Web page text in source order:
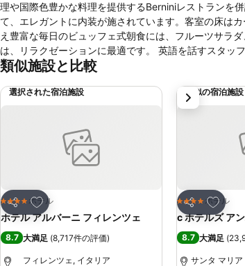
理や国際色豊かな料理を提供するBerniniレストランを併設しています。 客室は、ダークウッドの家具、温かみのある色
て、エレガントに内装が施されています。客室の床はカ
え豊富な毎日のビュッフェ式朝食には、フルーツサラ
は、リラクゼーションに最適です。 英語を話すスタッフは24時間対応で、イベントのチケットやレストランの予約をはじめ、市内ツアーの手配を行ってい
ます。 フォルテッツァ・ダ・バッソ・エキシビシ
類似施設と比較
選択された宿泊施設
シェア
お気に入りに追加
4 ホテルのランク
ホテル
ホテル アルバーニ フィレンツェ
8.7 大満足 (8,717件の評価)
フィレンツェ, イタリア
類似の宿泊施設
シェア
お気に
4 ホテルのランク
ホテル
c ホテルズ ア
8.7 大満足 (
サンタ マリ
次